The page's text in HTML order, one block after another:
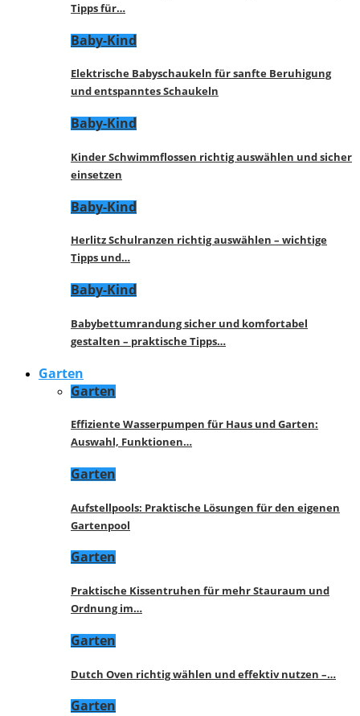
Tipps für…
Baby-Kind
Elektrische Babyschaukeln für sanfte Beruhigung
und entspanntes Schaukeln
Baby-Kind
Kinder Schwimmflossen richtig auswählen und sicher
einsetzen
Baby-Kind
Herlitz Schulranzen richtig auswählen – wichtige
Tipps und…
Baby-Kind
Babybettumrandung sicher und komfortabel
gestalten – praktische Tipps…
Garten
Garten
Effiziente Wasserpumpen für Haus und Garten:
Auswahl, Funktionen…
Garten
Aufstellpools: Praktische Lösungen für den eigenen
Gartenpool
Garten
Praktische Kissentruhen für mehr Stauraum und
Ordnung im…
Garten
Dutch Oven richtig wählen und effektiv nutzen –…
Garten